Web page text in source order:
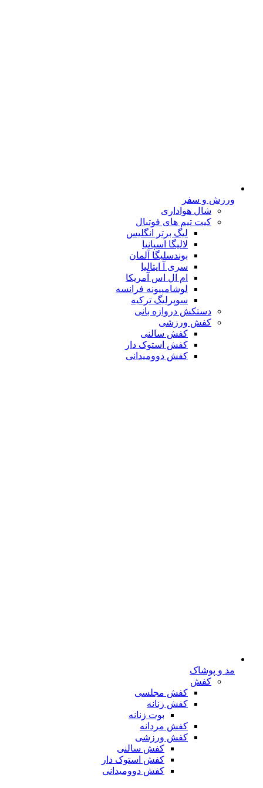
ورزش و سفر
شال هواداری
کیت تیم های فوتبال
لیگ برتر انگلیس
لالیگا اسپانیا
بوندسلیگا آلمان
سری آ ایتالیا
ام ال اس آمریکا
لوشامپیونه فرانسه
سوپرلیگ ترکیه
دستکش دروازه بانی
کفش ورزشی
کفش سالنی
کفش استوک دار
کفش دوومیدانی
مد و پوشاک
کفش
کفش مجلسی
کفش زنانه
بوت زنانه
کفش مردانه
کفش ورزشی
کفش سالنی
کفش استوک دار
کفش دوومیدانی